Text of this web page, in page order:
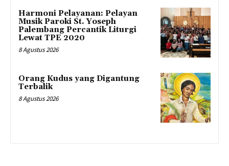
Harmoni Pelayanan: Pelayan
Musik Paroki St. Yoseph
Palembang Percantik Liturgi
Lewat TPE 2020
8 Agustus 2026
Orang Kudus yang Digantung
Terbalik
8 Agustus 2026